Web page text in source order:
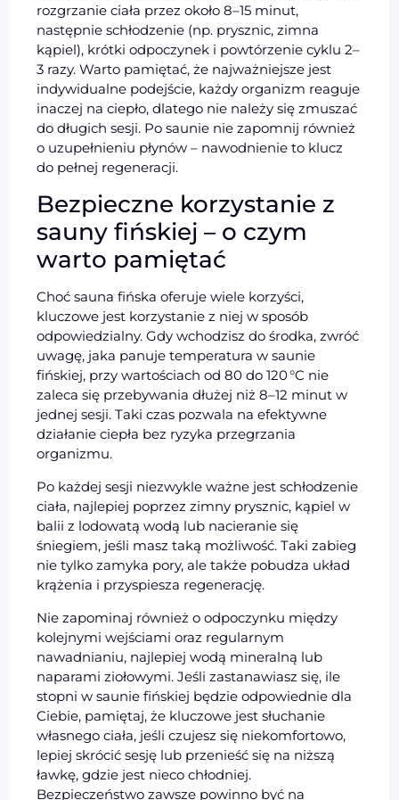
rozgrzanie ciała przez około 8–15 minut,
następnie schłodzenie (np. prysznic, zimna
kąpiel), krótki odpoczynek i powtórzenie cyklu 2–
3 razy. Warto pamiętać, że najważniejsze jest
indywidualne podejście, każdy organizm reaguje
inaczej na ciepło, dlatego nie należy się zmuszać
do długich sesji. Po saunie nie zapomnij również
o uzupełnieniu płynów – nawodnienie to klucz
do pełnej regeneracji.
Bezpieczne korzystanie z
sauny fińskiej – o czym
warto pamiętać
Choć sauna fińska oferuje wiele korzyści,
kluczowe jest korzystanie z niej w sposób
odpowiedzialny. Gdy wchodzisz do środka, zwróć
uwagę, jaka panuje temperatura w saunie
fińskiej, przy wartościach od 80 do 120 °C nie
zaleca się przebywania dłużej niż 8–12 minut w
jednej sesji. Taki czas pozwala na efektywne
działanie ciepła bez ryzyka przegrzania
organizmu.
Po każdej sesji niezwykle ważne jest schłodzenie
ciała, najlepiej poprzez zimny prysznic, kąpiel w
balii z lodowatą wodą lub nacieranie się
śniegiem, jeśli masz taką możliwość. Taki zabieg
nie tylko zamyka pory, ale także pobudza układ
krążenia i przyspiesza regenerację.
Nie zapominaj również o odpoczynku między
kolejnymi wejściami oraz regularnym
nawadnianiu, najlepiej wodą mineralną lub
naparami ziołowymi. Jeśli zastanawiasz się, ile
stopni w saunie fińskiej będzie odpowiednie dla
Ciebie, pamiętaj, że kluczowe jest słuchanie
własnego ciała, jeśli czujesz się niekomfortowo,
lepiej skrócić sesję lub przenieść się na niższą
ławkę, gdzie jest nieco chłodniej.
Bezpieczeństwo zawsze powinno być na